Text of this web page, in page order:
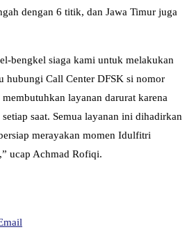
dengan 6 titik, dan Jawa Timur juga
bengkel siaga kami untuk melakukan
hubungi Call Center DFSK si nomor
layanan darurat karena
saat. Semua layanan ini dihadirkan
merayakan momen Idulfitri
ucap Achmad Rofiqi.